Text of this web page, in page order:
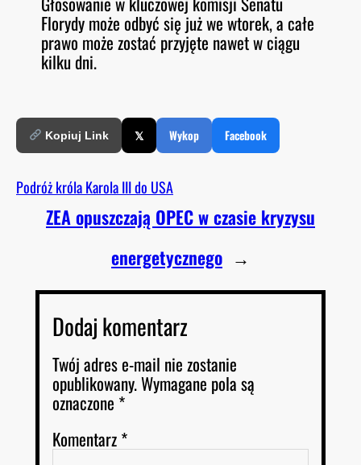
Florydy może odbyć się już we wtorek, a całe
prawo może zostać przyjęte nawet w ciągu
kilku dni.
Kopiuj Link 𝕏 Wykop Facebook
Podróż króla Karola III do USA
ZEA opuszczają OPEC w czasie kryzysu
energetycznego →
Dodaj komentarz
Twój adres e-mail nie zostanie
opublikowany.Wymagane pola są
oznaczone *
Komentarz*